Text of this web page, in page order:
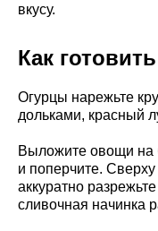
вкусу.
Как готовить
Огурцы нарежьте
дольками, красный
Выложите овощи на
и поперчите.
аккуратно
сливочная начинка